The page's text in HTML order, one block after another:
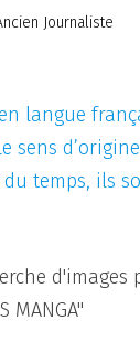
Journaliste
langue
sens
temps, ils